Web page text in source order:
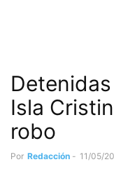
Isla
robo
Por Redacción - 11/05/